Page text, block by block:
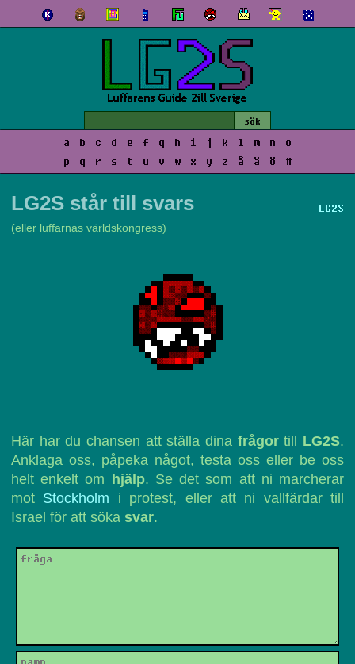
a b c d e f g h i j k l m n
o
p
q r s t u v w x y z å ä ö #
LG2S
LG2S står till svars
(eller luffarnas världskongress)
Här har du chansen att ställa dina frågortill LG2S.
Anklaga oss, påpeka något, testa oss eller be oss
helt enkelt om
hjälp. Se det som att ni marcherar
mot Stockholm i protest, eller att ni vallfärdar till
Israel för att söka svar.